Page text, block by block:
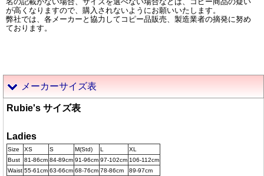
が高くなりますので、購入されないようにお願いいたします。
弊社では、各メーカーと協力してコピー品販売、製造業者の摘発に努め
ております。
メーカーサイズ表
Rubie's サイズ表
Ladies
Size XS S M(Std) L
XL
Bust
81-86cm 84-89cm 91-96cm 97-102cm 106-112cm
Waist 55-61cm 63-66cm 68-76cm 78-86cm 89-97cm